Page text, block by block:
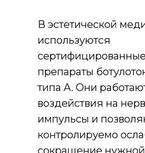
В эстетической
используются
сертифицированные
препараты
типа A. Они
воздействия на
импульсы и
контролируемо
сокращение